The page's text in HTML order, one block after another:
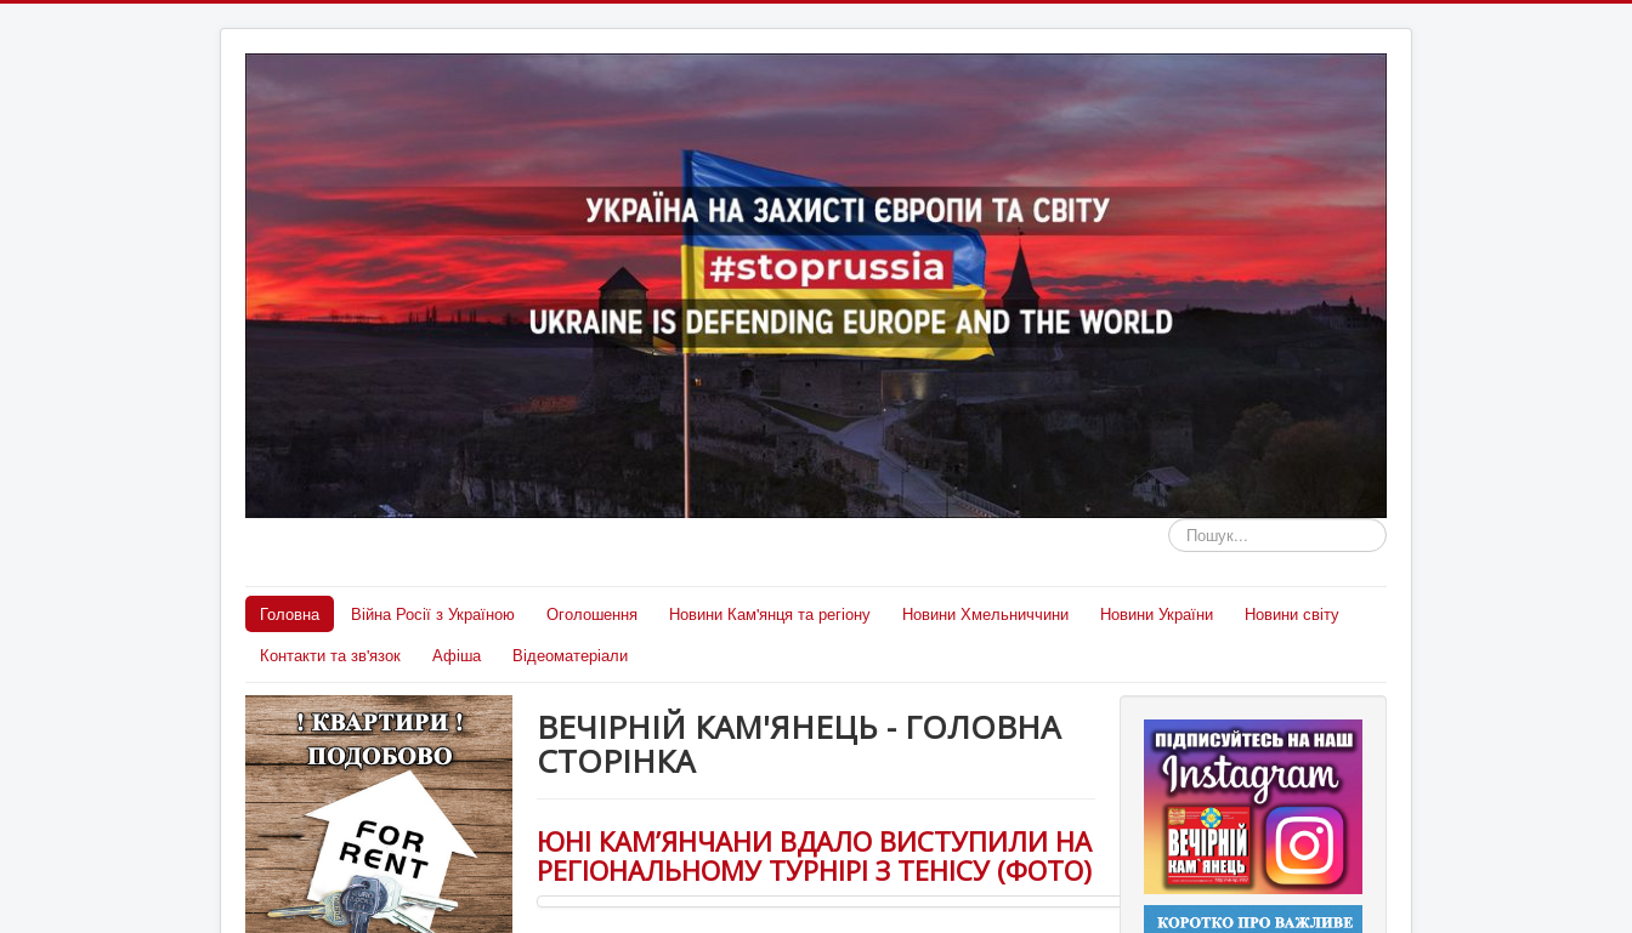
Пошук...
Головна Війна Росії з Україною Оголошення Новини Кам'янця та регіону Новини Хмельниччини Новини України
Новини світу
Контакти та зв'язок
Афіша Відеоматеріали
ВЕЧІРНІЙ КАМ'ЯНЕЦЬ - ГОЛОВНА
СТОРІНКА
ЮНІ КАМ’ЯНЧАНИ ВДАЛО ВИСТУПИЛИ НА
РЕГІОНАЛЬНОМУ ТУРНІРІ З ТЕНІСУ (ФОТО)